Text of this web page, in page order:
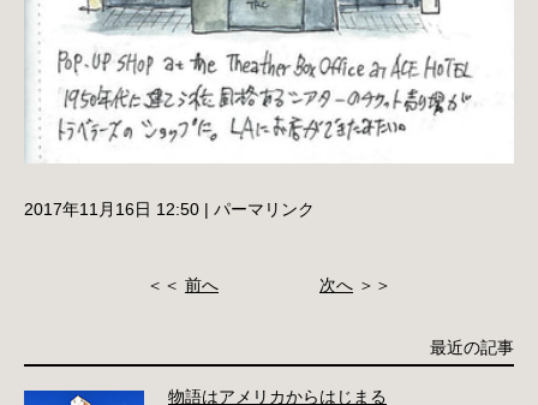
2017年11月16日 12:50 | パーマリンク
＜＜ 前へ 次へ ＞＞
最近の記事
物語はアメリカからはじまる